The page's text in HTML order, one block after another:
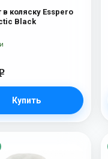
в коляску Esspero
Black
Купить